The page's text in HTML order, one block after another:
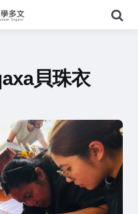
尋
貝珠衣